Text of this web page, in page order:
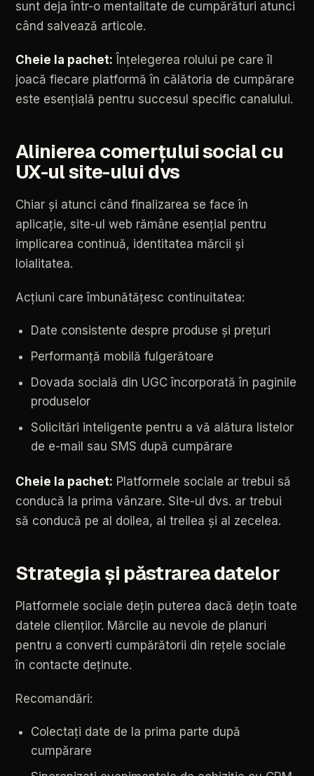
sunt deja într-o mentalitate de cumpărături atunci
când salvează articole.
Cheie la pachet: Înțelegerea rolului pe care îl
joacă fiecare platformă în călătoria de cumpărare
este esențială pentru succesul specific canalului.
Aliniereacomerțuluisocial cu
UX-ulsite-ului dvs
Chiar și atunci când finalizarea se face în
aplicație, site-ul web rămâne esențial pentru
implicarea continuă, identitatea mărcii și
loialitatea.
Acțiuni care îmbunătățesc continuitatea:
Date consistente despre produse și prețuri
Performanță mobilă fulgerătoare
Dovada socială din UGC încorporată în paginile
produselor
Solicitări inteligente pentru a vă alătura listelor
de e-mail sau SMS după cumpărare
Cheie la pachet: Platformele sociale ar trebui să
conducă la prima vânzare. Site-ul dvs. ar trebui
să conducă pe al doilea, al treilea și al zecelea.
Strategiași păstrareadatelor
Platformele sociale dețin puterea dacă dețin toate
datele clienților. Mărcile au nevoie de planuri
pentru a converti cumpărătorii din rețele sociale
în contacte deținute.
Recomandări:
Colectați date de la prima parte după
cumpărare